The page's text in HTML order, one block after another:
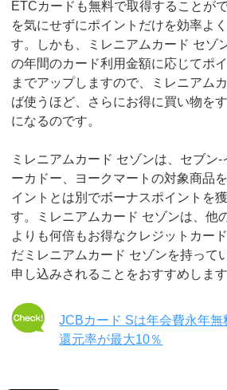
ETCカードも無料で取得することが
を気にせずにポイントだけを効率よ
す。しかも、ミレニアムカード セゾ
の年間のカード利用金額に応じてポ
までアップしますので、ミレニアム
ば使うほど、さらにお得に買い物を
になるのです。
ミレニアムカード セゾンは、セブン-
ーカドー、ヨークマートの対象商品
イントとは別でボーナスポイントを
す。ミレニアムカード セゾンは、他
よりも何倍もお得なクレジットカー
だミレニアムカード セゾンを持って
申し込みされることをおすすめします
JCBカード Sは年会費永年無
還元率が最大10％